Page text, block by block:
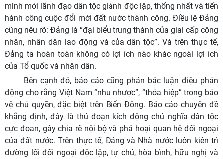
mình mới lãnh đạo dân tộc giành độc lập, thống nhất và tiến
hành công cuộc đổi mới đất nước thành công. Điều lệ Đảng
cũng nêu rõ: Đảng là “đại biểu trung thành của giai cấp công
nhân, nhân dân lao động và của dân tộc”. Và trên thực tế,
Đảng ta hoàn toàn không có lợi ích nào khác ngoài lợi ích
của Tổ quốc và nhân dân.
Bên cạnh đó, báo cáo cũng phản bác luận điệu phản
động cho rằng Việt Nam “nhu nhược”, “thỏa hiệp” trong bảo
vệ chủ quyền, đặc biệt trên Biển Đông. Báo cáo chuyên đề
khẳng định, đây là thủ đoạn kích động chủ nghĩa dân tộc
cực đoan, gây chia rẽ nội bộ và phá hoại quan hệ đối ngoại
của đất nước. Trên thực tế, Đảng và Nhà nước luôn kiên trì
đường lối đối ngoại độc lập, tự chủ, hòa bình, hữu nghị và